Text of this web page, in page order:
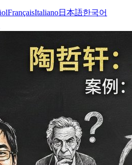
FrançaisItaliano日本語한국어